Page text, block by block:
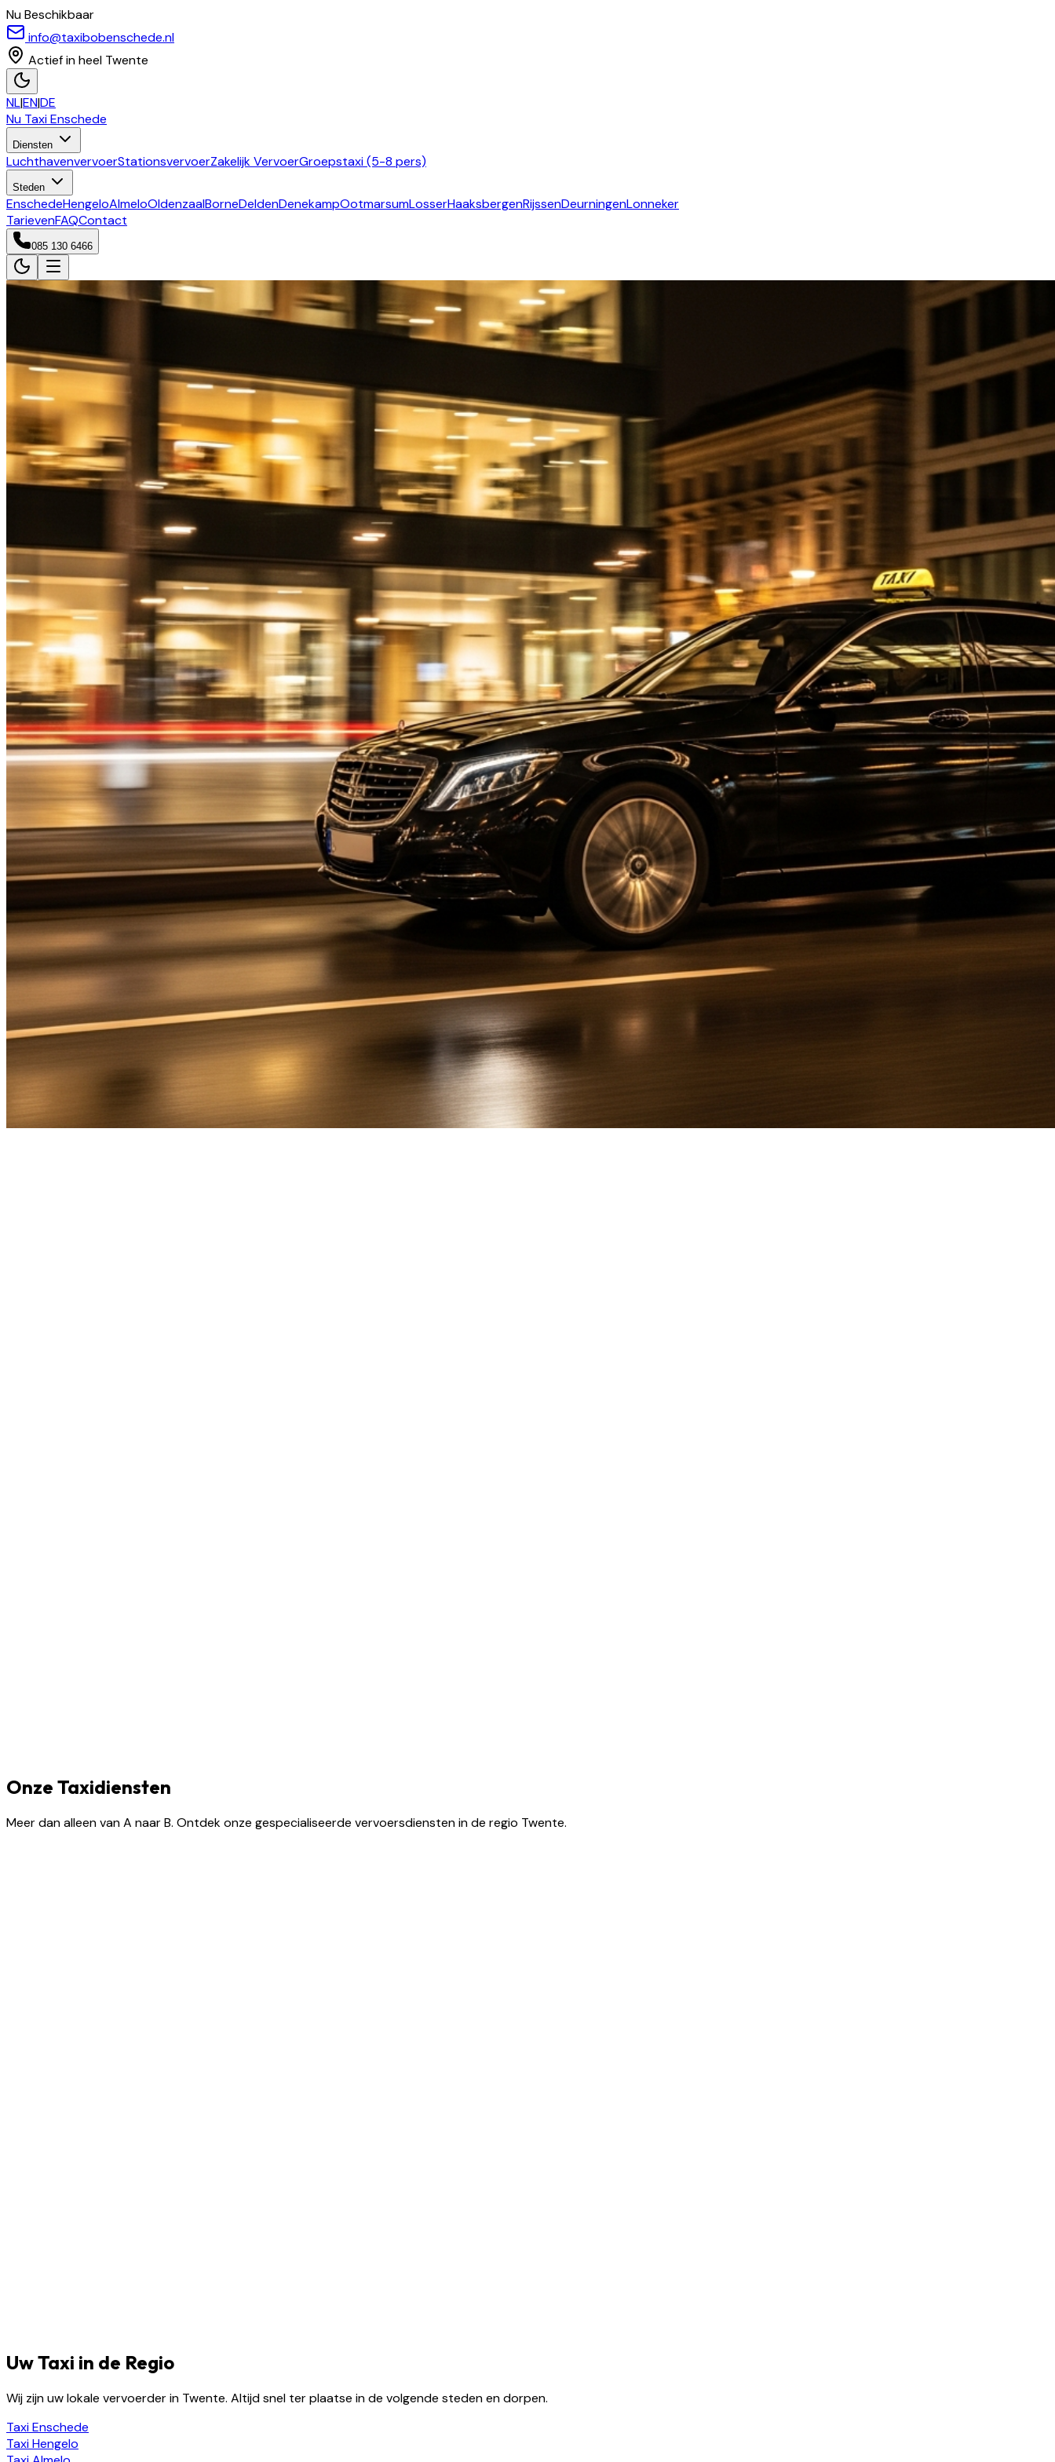
Nu Beschikbaar
info@taxibobenschede.nl
Actief in heel Twente
NL|EN|DE
Nu TaxiEnschede
Diensten
LuchthavenvervoerStationsvervoerZakelijk VervoerGroepstaxi (5-8 pers)
Steden
EnschedeHengeloAlmeloOldenzaalBorneDeldenDenekampOotmarsumLosserHaaksbergenRijssenDeurningenLonneker
TarievenFAQContact
085 130 6466
Onze Taxidiensten
Meer dan alleen van A naar B. Ontdek onze gespecialiseerde vervoersdiensten in de regio Twente.
Uw Taxi in de Regio
Wij zijn uw lokale vervoerder in Twente. Altijd snel ter plaatse in de volgende steden en dorpen.
TaxiEnschede
TaxiHengelo